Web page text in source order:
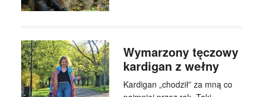
Wymarzony tęczowy
kardigan z wełny
Kardigan „chodził” za mną co